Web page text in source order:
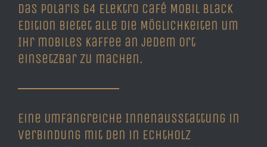
Das Polaris G4 Elektro Café Mobil Black
Edition bietet alle die Möglichkeiten um
Ihr mobiles Kaffee an jedem Ort
einsetzbar zu machen.
Eine Umfangreiche Innenausstattung in
Verbindung mit den in Echtholz